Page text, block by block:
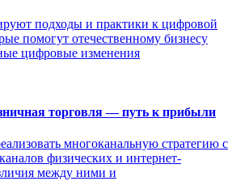
подходы и практики к цифровой
помогут отечественному бизнесу
цифровые изменения
торговля — путь к прибыли
многоканальную стратегию с
физических и интернет-
между ними и